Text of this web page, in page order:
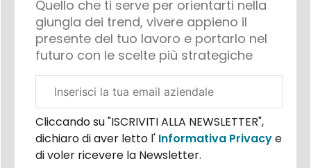
Quello che ti serve per orientarti nella
giungla dei trend, vivere appieno il
presente del tuo lavoro e portarlo nel
futuro con le scelte più strategiche
aziendale
Cliccando su "ISCRIVITI ALLA NEWSLETTER",
dichiaro di aver letto l'Informativa Privacye
di voler ricevere la Newsletter.